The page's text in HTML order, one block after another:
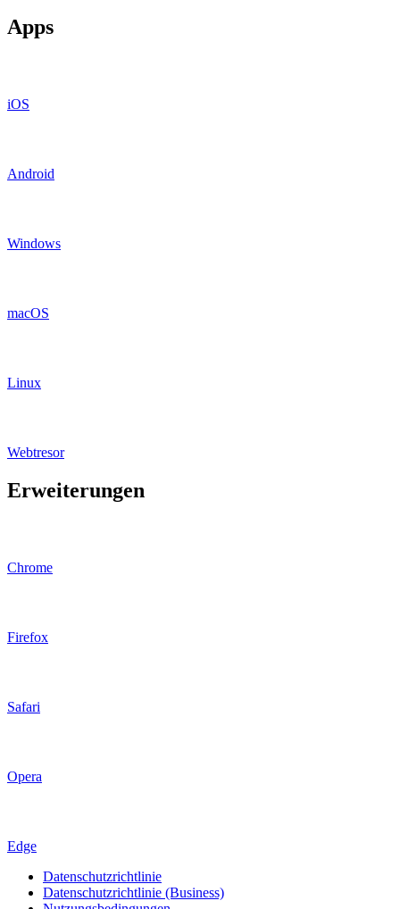
Apps
iOS
Android
Windows
macOS
Linux
Webtresor
Erweiterungen
Chrome
Firefox
Safari
Opera
Edge
Datenschutzrichtlinie
Datenschutzrichtlinie (Business)